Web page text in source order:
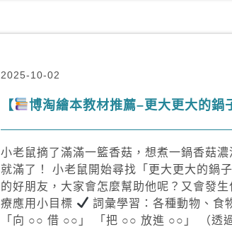
2025-10-02
【 博淘繪本教材推薦–更大更大的鍋
小老鼠摘了滿滿一籃香菇，想煮一鍋香菇濃
就滿了！ 小老鼠開始尋找「更大更大的鍋
的好朋友，大家會怎麼幫助他呢？又會發生
療應用小目標
詞彙學習：各種動物、食
「向 ○○ 借 ○○」 「把 ○○ 放進 ○○」 （透